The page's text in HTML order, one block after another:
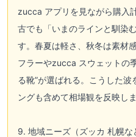
zucca アプリを見ながら購入
古でも「いまのラインと馴染
す。春夏は軽さ、秋冬は素材
フラーやzucca スウェットの
る靴”が選ばれる。こうした
ングも含めて相場観を反映しま
9. 地域ニーズ（ズッカ 札幌な